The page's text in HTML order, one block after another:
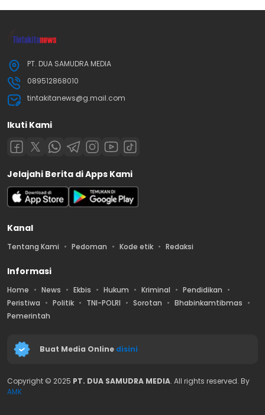
PT. DUA SAMUDRA MEDIA
089512868010
tintakitanews@g.mail.com
Ikuti Kami
Jelajahi Berita di Apps Kami
Kanal
Tentang Kami Pedoman Kode etik Redaksi
Informasi
Home News Ekbis Hukum Kriminal
Pendidikan
Peristiwa
Politik TNI-POLRI Sorotan
Bhabinkamtibmas
Pemerintah
Buat Media Online disini
Copyright © 2025 PT. DUA SAMUDRA MEDIA. All rights reserved. By
AMK